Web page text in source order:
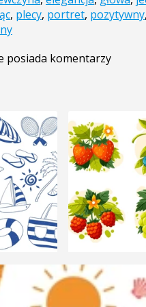
, plecy, portret, pozytywny,
posiada komentarzy